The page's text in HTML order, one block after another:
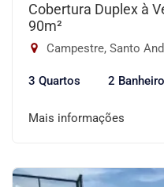
Cobertura Duplex à
90m²
Campestre, Santo
3 Quartos 2
Mais informações